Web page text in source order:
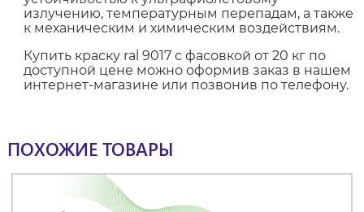
излучению, температурным перепадам, а также
к механическим и химическим воздействиям.
Купить краску ral 9017 с фасовкой от 20 кг по
доступной цене можно оформив заказ в нашем
интернет-магазине или позвонив по телефону.
ПОХОЖИЕ ТОВАРЫ